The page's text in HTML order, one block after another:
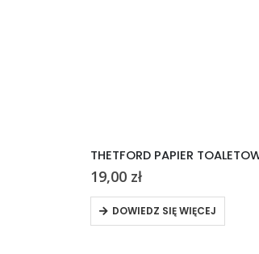
THETFORD PAPIER
19,00 zł
DOWIEDZ SIĘ WIĘCEJ